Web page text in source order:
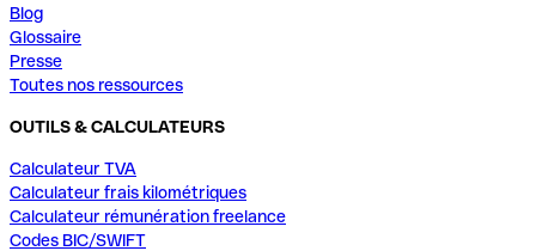
Blog
Glossaire
Presse
Toutes nos ressources
OUTILS & CALCULATEURS
Calculateur TVA
Calculateur frais kilométriques
Calculateur rémunération freelance
Codes BIC/SWIFT